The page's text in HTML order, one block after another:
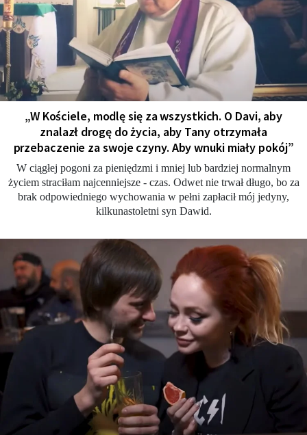
„W Kościele, modlę się za wszystkich. O Davi, aby
znalazł drogę do życia, aby Tany otrzymała
przebaczenie za swoje czyny. Aby wnuki miały pokój”
W ciągłej pogoni za pieniędzmi i mniej lub bardziej normalnym
życiem straciłam najcenniejsze - czas. Odwet nie trwał długo, bo za
brak odpowiedniego wychowania w pełni zapłacił mój jedyny,
kilkunastoletni syn Dawid.